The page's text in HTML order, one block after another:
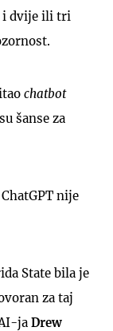
i dvije ili tri
chatbot
šanse za
nije
State bila je
za taj
ja Drew